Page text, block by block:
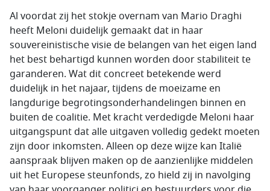
Al voordat zij het stokje overnam van Mario Draghi
heeft Meloni duidelijk gemaakt dat in haar
souvereinistische visie de belangen van het eigen land
het best behartigd kunnen worden door stabiliteit te
garanderen. Wat dit concreet betekende werd
duidelijk in het najaar, tijdens de moeizame en
langdurige begrotingsonderhandelingen binnen en
buiten de coalitie. Met kracht verdedigde Meloni haar
uitgangspunt dat alle uitgaven volledig gedekt moeten
zijn door inkomsten. Alleen op deze wijze kan Italië
aanspraak blijven maken op de aanzienlijke middelen
uit het Europese steunfonds, zo hield zij in navolging